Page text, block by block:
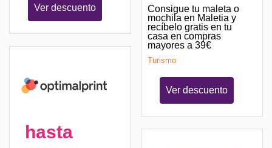
Ver descuento
hasta
Consigue tu maleta o
mochila en Maletia y
recíbelo gratis en tu
casa en compras
mayores a 39€
Turismo
Ver descuento